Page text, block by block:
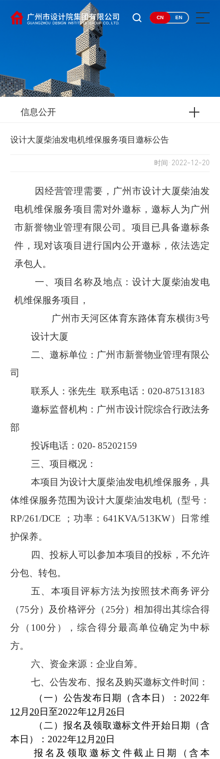
CN EN
信息公开
设计大厦柴油发电机维保服务项目邀标公告
时间·2022-12-20
因经营管理需要，广州市设计大厦柴油发
电机维保服务项目需对外邀标，邀标人为广州
市新誉物业管理有限公司。项目已具备邀标条
件，现对该项目 进行国内公开邀标，依法选定
承包人。
一、项目名称及地点：设计大厦柴油发电
机维保服务项目，
广州市天河区体育东路体育东横街3号
设计大厦
二、邀标单位： 广州市新誉物业管理有限公
司
联系人：张先生 联系电话： 020-87513183
邀标监督机构：广州市设计院综合行政法务
部
投诉电话： 020- 85202159
三、项目概况：
本项目为设计大厦柴油发电机维保服务，具
体维保服务范围为设计大厦柴油发电机（型号：
RP/261/DCE
；功率： 641KVA/513KW）日常维
护保养。
四、投标人可以参加本项目的投标，不允许
分包、转包。
五、本项目评标方法为按照技术商务评分
（75分）及价格评分（25分）相加得出其综合得
分（ 100分），综合得分最高单位确定为中标
方。
六、资金来源：企业自筹。
七、公告发布、报名及购买邀标文件时间：
（一）公告发布日期（含本日）：2022年
12月 20 日至2022年12月 26 日
（二）报名及领取邀标文件开始日期（含
本日）： 2022年12月 20 日
报名及领取邀标文件截止日期（含本